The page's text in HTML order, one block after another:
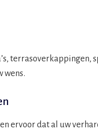
terrasoverkappingen,
wens.
ervoor dat al uw